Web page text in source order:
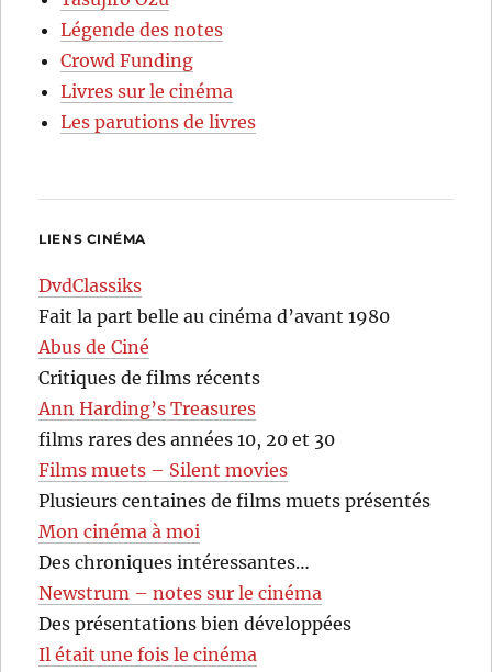
Légende des notes
Crowd Funding
Livres sur le cinéma
Les parutions de livres
LIENS CINÉMA
DvdClassiks
Fait la part belle au cinéma d’avant 1980
Abus de Ciné
Critiques de films récents
Ann Harding’s Treasures
films rares des années 10, 20 et 30
Films muets – Silent movies
Plusieurs centaines de films muets présentés
Mon cinéma à moi
Des chroniques intéressantes…
Newstrum – notes sur le cinéma
Des présentations bien développées
Il était une fois le cinéma